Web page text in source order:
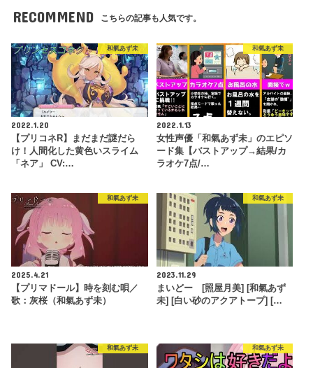
RECOMMEND こちらの記事も人気です。
和氣あず未
2022.1.20
【プリコネR】まだまだ謎だら
け！人間化した黄色いスライム
「ネア」 CV:…
和氣あず未
2022.1.13
女性声優「和氣あず未」のエピソ
ード集【バストアップ→結果/カ
ラオケ7点/…
和氣あず未
2025.4.21
【プリマドール】時を刻む唄／
歌：灰桜（和氣あず未）
和氣あず未
2023.11.29
まいどー [照屋月美] [和氣あず
未] [白い砂のアクアトープ] […
和氣あず未 和氣あず未